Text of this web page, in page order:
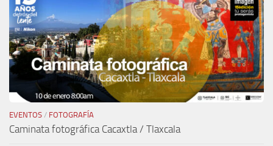
EVENTOS / FOTOGRAFÍA
Caminata fotográfica Cacaxtla / Tlaxcala